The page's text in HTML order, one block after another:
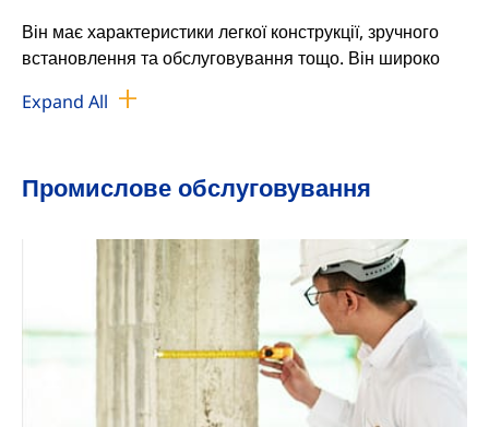
Він має характеристики легкої конструкції, зручного
встановлення та обслуговування тощо. Він широко
використовується у виробничих цехах, складах та
вантажних майданчиках та інших місцях. Проліт 3-16
A5, а температура робочого середовища -25℃-40℃.
Expand All
Промислове обслуговування